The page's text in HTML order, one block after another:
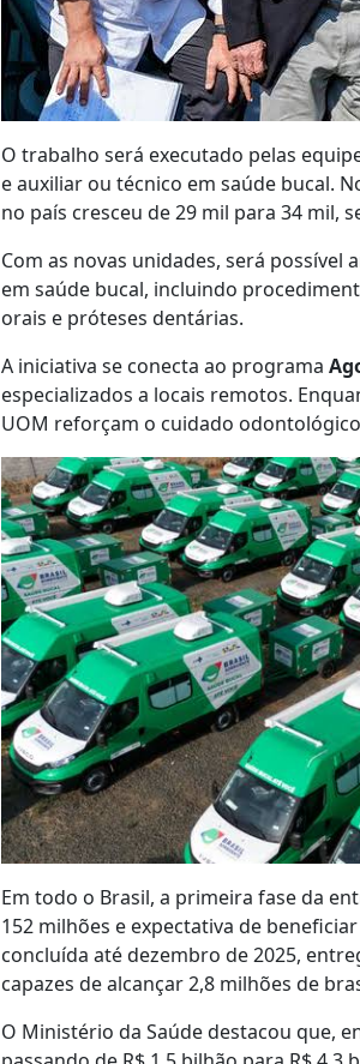
O trabalho será executado pelas
e auxiliar ou técnico em saúde bucal.
no país cresceu de 29 mil para 34 mil,
Com as novas unidades, será
em saúde bucal, incluindo
orais e próteses dentárias.
A iniciativa se conecta ao programa
especializados a locais remotos.
UOM reforçam o cuidado
Em todo o Brasil, a primeira fase da
152 milhões e expectativa de
concluída até dezembro de 2025,
capazes de alcançar 2,8 milhões de
O Ministério da Saúde destacou que,